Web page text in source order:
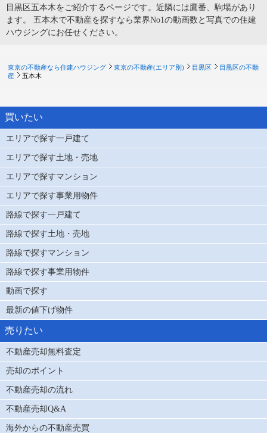
目黒区五本木をご紹介するページです。近隣には鷹番、駒場があり
ます。 五本木で不動産を探すなら業界No1の動画数と写真での住建
ハウジングにお任せください。
東京の不動産なら住建ハウジング 東京の不動産(エリア別) 目黒区
目黒区の不動
産
五本木
買いたい
エリアで探す一戸建て
エリアで探す土地・売地
エリアで探すマンション
エリアで探す事業用物件
路線で探す一戸建て
路線で探す土地・売地
路線で探すマンション
路線で探す事業用物件
動画で探す
最新の値下げ物件
売りたい
不動産売却無料査定
売却のポイント
不動産売却の流れ
不動産売却Q&A
海外からの不動産売買